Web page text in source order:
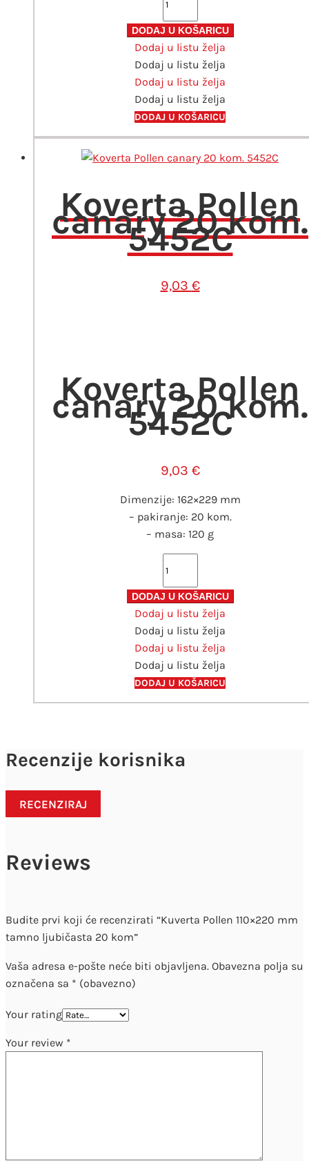
165x165
mm
canary
20
kom
količina
DODAJ U KOŠARICU
Dodaj u listu želja
Dodaj u listu želja
Dodaj u listu želja
Dodaj u listu želja
DODAJ U KOŠARICU
Koverta Pollen
canary 20 kom.
5452C
9,03 €
Koverta Pollen
canary 20 kom.
5452C
9,03 €
Dimenzije: 162×229 mm
– pakiranje: 20 kom.
– masa: 120 g
canary
20
kom.
5452C
količina
DODAJ U KOŠARICU
Dodaj u listu želja
Dodaj u listu želja
Dodaj u listu želja
Dodaj u listu želja
DODAJ U KOŠARICU
Recenzije korisnika
RECENZIRAJ
Reviews
Budite prvi koji će recenzirati “Kuverta Pollen 110×220 mm
tamno ljubičasta 20 kom”
Vaša adresa e-pošte neće biti objavljena. Obavezna polja su
označena sa * (obavezno)
Your rating
Your review *